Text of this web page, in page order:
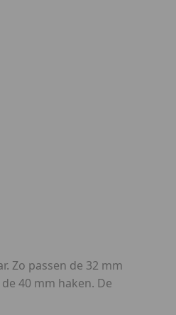
Zo passen de 32 mm
40 mm haken. De